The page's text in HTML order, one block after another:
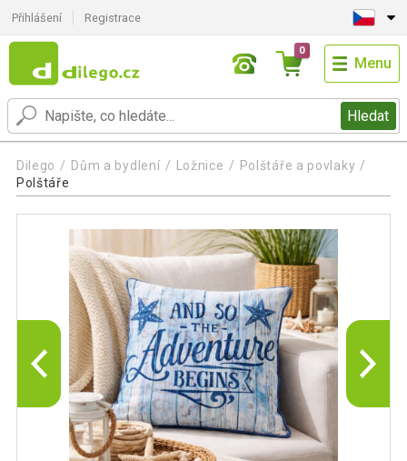
Přihlášení Registrace
Hledat
0
Menu
Dilego Dům a bydlení Ložnice
Polštáře a povlaky
Polštáře